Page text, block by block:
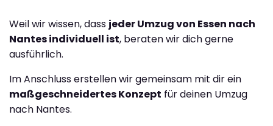
Weil wir wissen, dass jeder Umzug von Essen nach
Nantes individuell ist, beraten wir dich gerne
ausführlich.
Im Anschluss erstellen wir gemeinsam mit dir ein
maßgeschneidertes Konzept für deinen Umzug
nach Nantes.